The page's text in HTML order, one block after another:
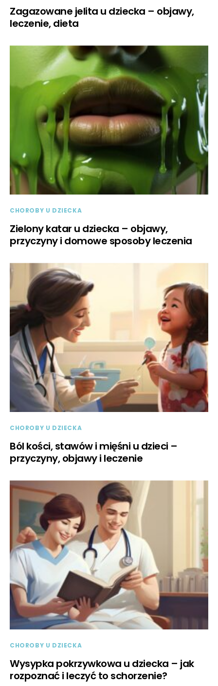
Zagazowane jelita u dziecka – objawy,
leczenie, dieta
CHOROBY U DZIECKA
Zielony katar u dziecka – objawy,
przyczyny i domowe sposoby leczenia
CHOROBY U DZIECKA
Ból kości, stawów i mięśni u dzieci –
przyczyny, objawy i leczenie
CHOROBY U DZIECKA
Wysypka pokrzywkowa u dziecka – jak
rozpoznać i leczyć to schorzenie?